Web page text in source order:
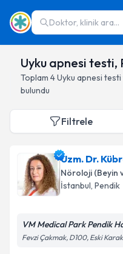
Doktor, klinik ara...
Uyku apnesi testi,
Toplam 4Uyku apnesi testi
bulundu
Filtrele
Uzm. Dr.
Nöroloji (Beyin
İstanbul, Pendik
VM Medical Park Pendik
Fevzi Çakmak, D100, Eski